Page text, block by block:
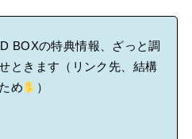
BOXの特典情報、ざっと調
ときます（リンク先、結構
め
）